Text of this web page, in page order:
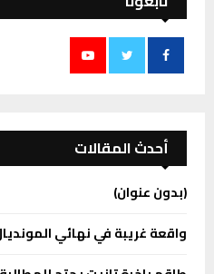
أحدث المقالات
(بدون عنوان)
واقعة غريبة في نهائي